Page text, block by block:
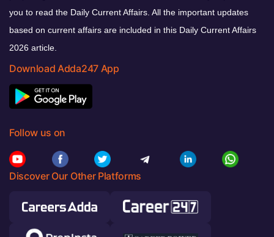
you to read the Daily Current Affairs. All the important updates
based on current affairs are included in this Daily Current Affairs
2026 article.
Download Adda247 App
Follow us on
Discover Our Other Platforms